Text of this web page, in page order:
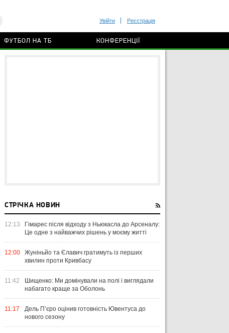
Увійти Реєстрація
ФУТБОЛ НА ТБ КОНФЕРЕНЦІЇ
СТРІЧКА НОВИН
12:13
Гімарес після відходу з Ньюкасла до Арсеналу:
Це одне з найважчих рішень у моєму житті
12:00
Жуніньйо та Єлавич гратимуть із перших
хвилин проти Кривбасу
11:42
Шищенко: Ми домінували на полі і виглядали
набагато краще за Оболонь
11:17
Дель П’єро оцінив готовність Ювентуса до
нового сезону